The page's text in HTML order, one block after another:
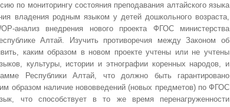
по мониторингу состояния преподавания алтайского языка
владения родным языком у детей дошкольного возраста,
анализ внедрения нового проекта ФГОС министерства
Алтай. Изучить противоречия между Законом об
каким образом в новом проекте учтены или не учтены
культуры, истории и этнографии коренных народов, и
Республики Алтай, что должно быть гарантировано
образом наличие нововведений (новых предметов) по ФГОС
что способствует в то же время перенагруженности